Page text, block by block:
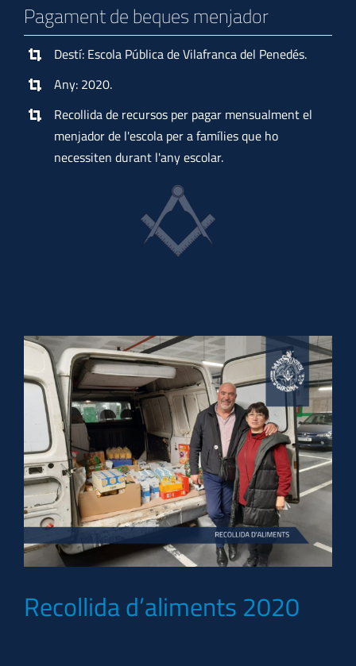
Pagament de beques menjador
Destí: Escola Pública de Vilafranca del Penedés.
Any: 2020.
Recollida de recursos per pagar mensualment el
menjador de l'escola per a famílies que ho
necessiten durant l'any escolar.
Recollida d’aliments 2020